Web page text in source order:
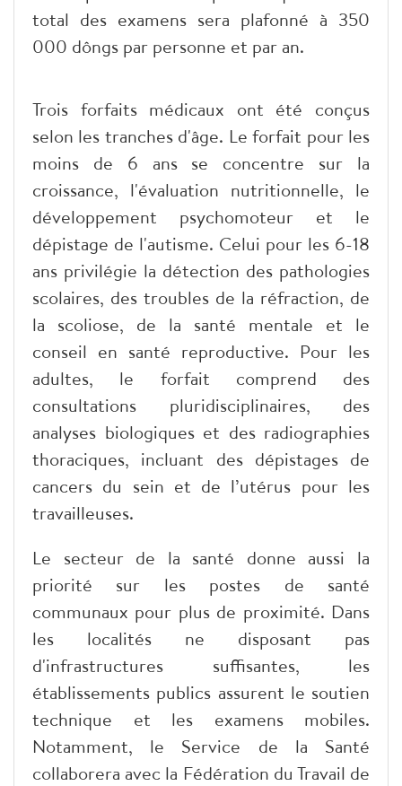
total des examens sera plafonné à 350
000 dôngs par personne et par an.
Trois forfaits médicaux ont été conçus
selon les tranches d'âge. Le forfait pour les
moins de 6 ans se concentre sur la
croissance, l'évaluation nutritionnelle, le
développement psychomoteur et le
dépistage de l'autisme. Celui pour les 6-18
ans privilégie la détection des pathologies
scolaires, des troubles de la réfraction, de
la scoliose, de la santé mentale et le
conseil en santé reproductive. Pour les
adultes, le forfait comprend des
consultations pluridisciplinaires, des
analyses biologiques et des radiographies
thoraciques, incluant des dépistages de
cancers du sein et de l’utérus pour les
travailleuses.
Le secteur de la santé donne aussi la
priorité sur les postes de santé
communaux pour plus de proximité. Dans
les localités ne disposant pas
d'infrastructures suffisantes, les
établissements publics assurent le soutien
technique et les examens mobiles.
Notamment, le Service de la Santé
collaborera avec la Fédération du Travail de